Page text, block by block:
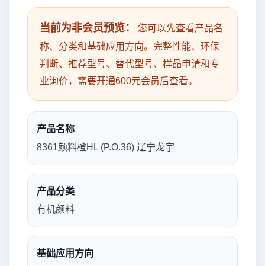
当前为非会员预览：
您可以先查看产品名
称、分类和基础应用方向。完整性能、环保
判断、推荐型号、替代型号、样品申请和专
业询价，需要开通600元会员后查看。
产品名称
8361颜料橙HL (P.O.36) 辽宁龙宇
产品分类
有机颜料
基础应用方向